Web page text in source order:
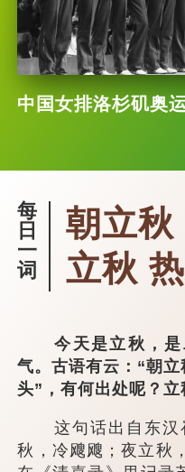
中国女排洛杉矶奥
每
日
一
词
朝立秋
立秋
今天是立秋，是
气。古语有云：“朝
头”，有何出处呢？立
这句话出自东汉
秋，冷飕飕；夜立秋